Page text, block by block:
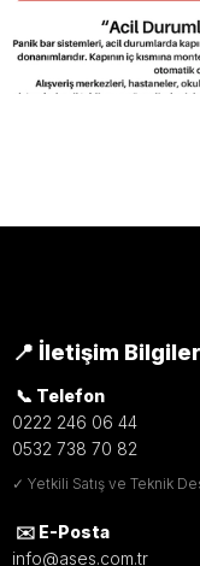
profesyonel kapı
uygun panik
📍 İletişim
📞 Telefon
0222 246 06 44
0532 738 70 82
✓ Yetkili Satış ve Teknik
✉️ E-Posta
info@ases.com.tr